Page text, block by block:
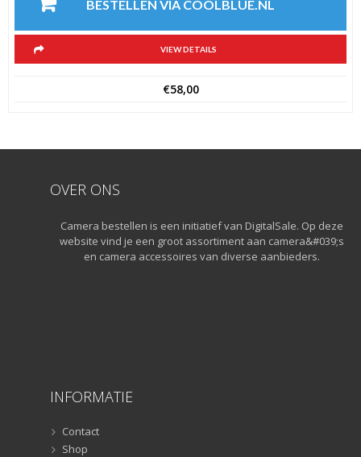
BESTELLEN VIA COOLBLUE.NL
VIEW DETAILS
€58,00
OVER ONS
Camera bestellen is een initiatief van DigitalSale. Op deze
website vind je een groot assortiment aan camera&#039;s
en camera accessoires van diverse aanbieders.
INFORMATIE
Contact
Shop